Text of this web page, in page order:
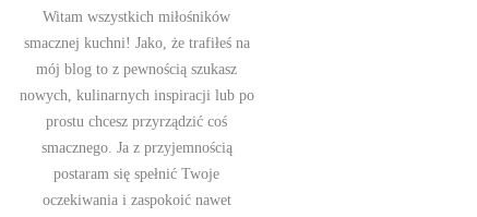
Witam wszystkich miłośników
smacznej kuchni! Jako, że trafiłeś na
mój blog to z pewnością szukasz
nowych, kulinarnych inspiracji lub po
prostu chcesz przyrządzić coś
smacznego. Ja z przyjemnością
postaram się spełnić Twoje
oczekiwania i zaspokoić nawet